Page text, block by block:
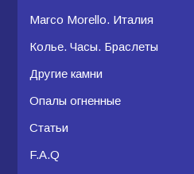
Marco Morello. Италия
Колье. Часы. Браслеты
Другие камни
Опалы огненные
Статьи
F.A.Q